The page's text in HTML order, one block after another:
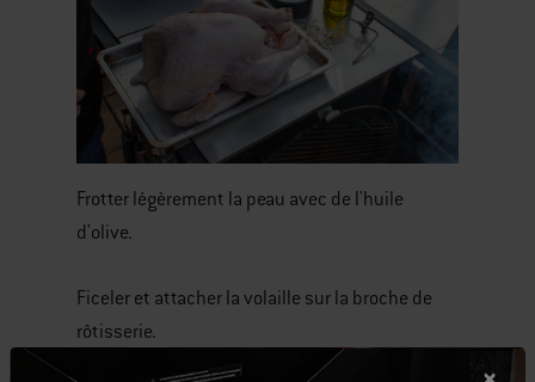
Frotter légèrement la peau avec de l'huile
d'olive.
Ficeler et attacher la volaille sur la broche de
rôtisserie.